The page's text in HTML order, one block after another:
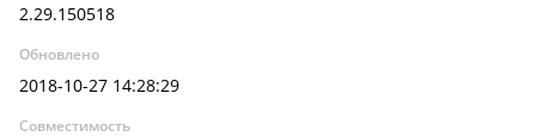
2.29.150518
Обновлено
2018-10-27 14:28:29
Совместимость